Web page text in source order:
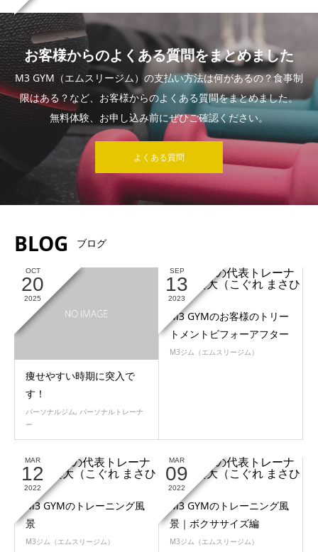
お客様からのよくある質問をまとめました
M3 GYM（エムスリージム）の支払い方法は何があるの？食事制
限はある？など、お客様からのよくある質問をまとめました。
無料体験、お申し込み前にぜひご確認ください。
よくある質問
BLOG ブログ
OCT
20
2025
痩せやすい時期に突入で
す！
パーソナルジム, パーソナルトレーナ
ー
SEP
13
2023
M3 GYMのお客様のトリー
トメントビフォーアフター
M3ジム（エムスリージム）
MAR
12
2022
M3 GYMのトレーニング風
景
M3ジム（エムスリージム）
MAR
09
2022
M3 GYMのトレーニング風
景｜ボクササイズ編
M3ジム（エムスリージム）